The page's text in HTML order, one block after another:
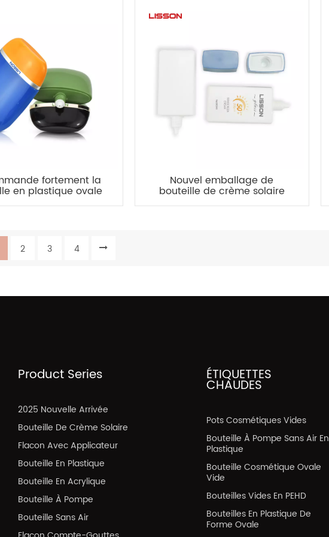
fortement la
en plastique ovale
de HDPE de
Nouvel emballage de
bouteille de crème solaire
vide 2025
2 3 4
Product Series
2025 Nouvelle Arrivée
Bouteille De Crème Solaire
Flacon Avec Applicateur
Bouteille En Plastique
Bouteille En Acrylique
Bouteille À Pompe
Bouteille Sans Air
ÉTIQUETTES
CHAUDES
Pots Cosmétiques Vides
Bouteille À Pompe Sans Air En
Plastique
Bouteille Cosmétique Ovale
Vide
Bouteilles Vides En PEHD
Bouteilles En Plastique De
Forme Ovale